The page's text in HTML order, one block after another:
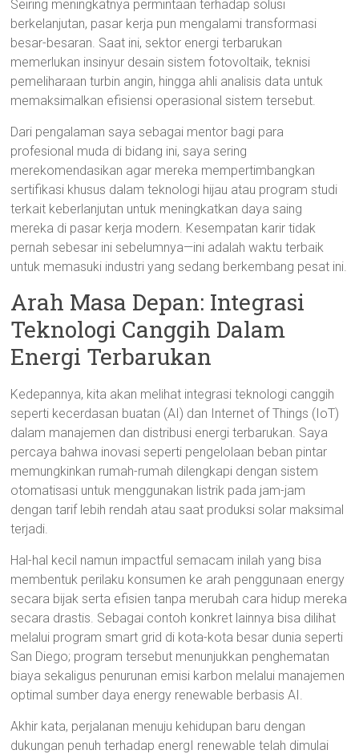
Seiring meningkatnya permintaan terhadap solusi
berkelanjutan, pasar kerja pun mengalami transformasi
besar-besaran. Saat ini, sektor energi terbarukan
memerlukan insinyur desain sistem fotovoltaik, teknisi
pemeliharaan turbin angin, hingga ahli analisis data untuk
memaksimalkan efisiensi operasional sistem tersebut.
Dari pengalaman saya sebagai mentor bagi para
profesional muda di bidang ini, saya sering
merekomendasikan agar mereka mempertimbangkan
sertifikasi khusus dalam teknologi hijau atau program studi
terkait keberlanjutan untuk meningkatkan daya saing
mereka di pasar kerja modern. Kesempatan karir tidak
pernah sebesar ini sebelumnya—ini adalah waktu terbaik
untuk memasuki industri yang sedang berkembang pesat ini.
Arah Masa Depan: Integrasi
Teknologi Canggih Dalam
Energi Terbarukan
Kedepannya, kita akan melihat integrasi teknologi canggih
seperti kecerdasan buatan (AI) dan Internet of Things (IoT)
dalam manajemen dan distribusi energi terbarukan. Saya
percaya bahwa inovasi seperti pengelolaan beban pintar
memungkinkan rumah-rumah dilengkapi dengan sistem
otomatisasi untuk menggunakan listrik pada jam-jam
dengan tarif lebih rendah atau saat produksi solar maksimal
terjadi.
Hal-hal kecil namun impactful semacam inilah yang bisa
membentuk perilaku konsumen ke arah penggunaan energy
secara bijak serta efisien tanpa merubah cara hidup mereka
secara drastis. Sebagai contoh konkret lainnya bisa dilihat
melalui program smart grid di kota-kota besar dunia seperti
San Diego; program tersebut menunjukkan penghematan
biaya sekaligus penurunan emisi karbon melalui manajemen
optimal sumber daya energy renewable berbasis AI.
Akhir kata, perjalanan menuju kehidupan baru dengan
dukungan penuh terhadap energI renewable telah dimulai